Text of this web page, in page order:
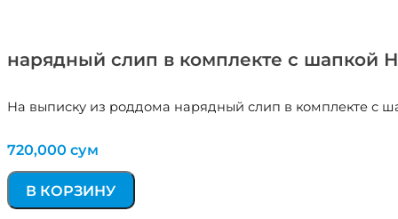
нарядный слип в комплекте с шапкой
На выписку из роддома нарядный слип в комплекте с
720,000 сум
В КОРЗИНУ